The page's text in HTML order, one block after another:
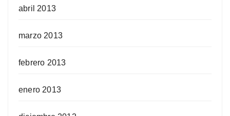
abril 2013
marzo 2013
febrero 2013
enero 2013